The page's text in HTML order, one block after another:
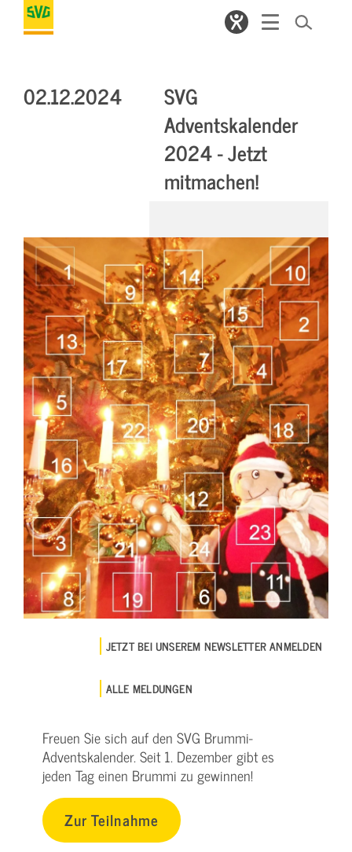
02.12.2024
SVG
Adventskalender
2024 - Jetzt
mitmachen!
JETZT BEI UNSEREM NEWSLETTER ANMELDEN
ALLE MELDUNGEN
Freuen Sie sich auf den SVG Brummi-
Adventskalender. Seit 1. Dezember gibt es
jeden Tag einen Brummi zu gewinnen!
Zur Teilnahme